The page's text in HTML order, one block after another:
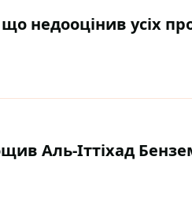
недооцінив усіх
Аль-Іттіхад